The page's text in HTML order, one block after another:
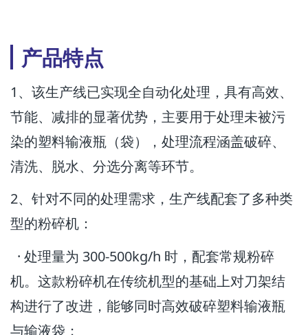
产品特点
1、该生产线已实现全自动化处理，具有高效、
节能、减排的显著优势，主要用于处理未被污
染的塑料输液瓶（袋），处理流程涵盖破碎、
清洗、脱水、分选分离等环节。
2、针对不同的处理需求，生产线配套了多种类
型的粉碎机：
· 处理量为 300-500kg/h 时，配套常规粉碎
机。这款粉碎机在传统机型的基础上对刀架结
构进行了改进，能够同时高效破碎塑料输液瓶
与输液袋；